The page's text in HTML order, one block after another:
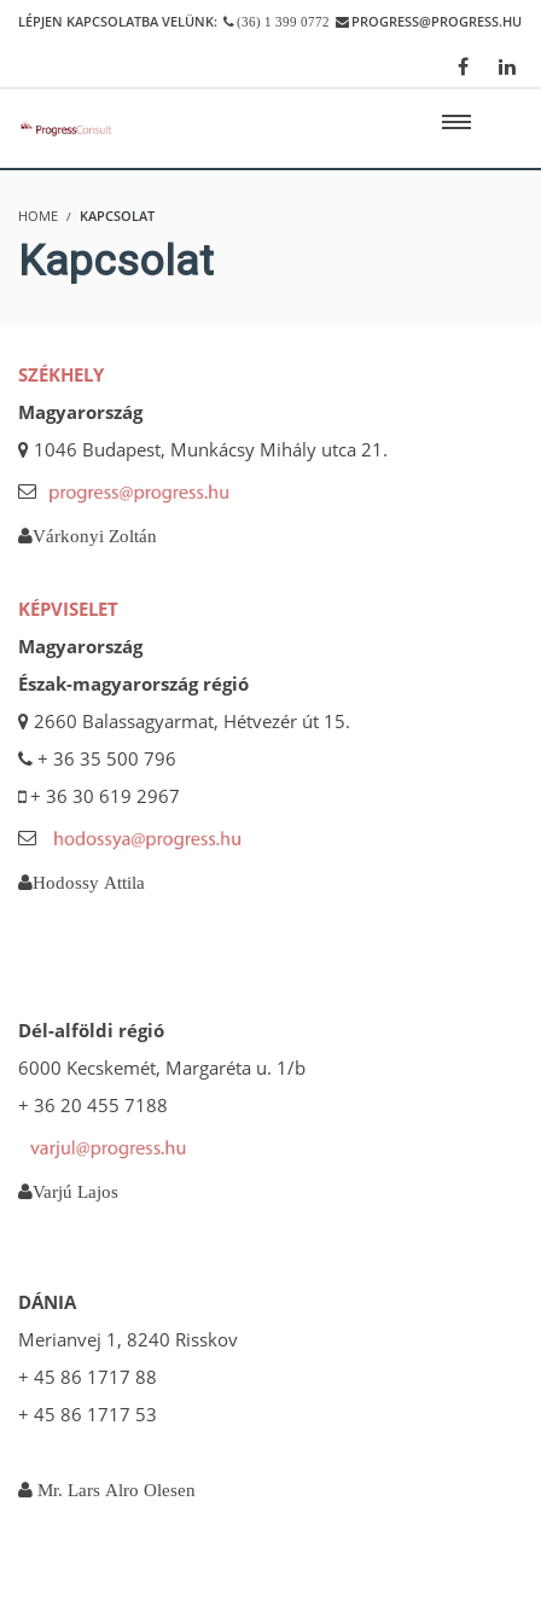
LÉPJEN KAPCSOLATBA VELÜNK: (36) 1 399 0772 PROGRESS@PROGRESS.HU
HOME KAPCSOLAT
Kapcsolat
SZÉKHELY
Magyarország
1046 Budapest, Munkácsy Mihály utca 21.
Várkonyi Zoltán
KÉPVISELET
Magyarország
Észak-magyarország régió
2660 Balassagyarmat, Hétvezér út 15.
+ 36 35 500 796
+ 36 30 619 2967
Hodossy Attila
Dél-alföldi régió
6000 Kecskemét, Margaréta u. 1/b
+ 36 20 455 7188
Varjú Lajos
DÁNIA
Merianvej 1, 8240 Risskov
+ 45 86 1717 88
+ 45 86 1717 53
Mr. Lars Alro Olesen